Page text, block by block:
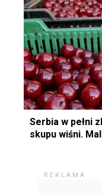
Serbia w pełni
skupu wiśni.